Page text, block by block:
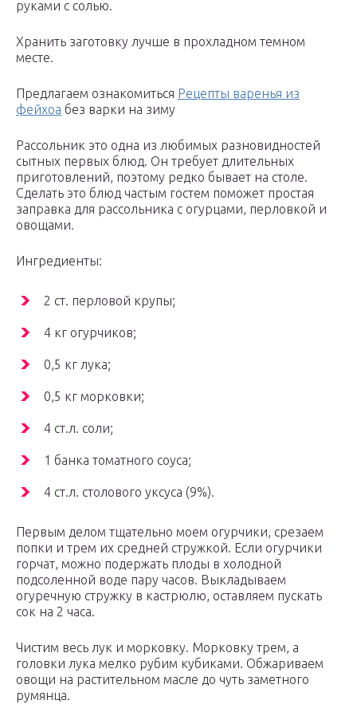
руками с солью.
Хранить заготовку лучше в прохладном темном
месте.
Предлагаем ознакомиться Рецепты варенья из
фейхоа без варки на зиму
Рассольник это одна из любимых разновидностей
сытных первых блюд. Он требует длительных
приготовлений, поэтому редко бывает на столе.
Сделать это блюд частым гостем поможет простая
заправка для рассольника с огурцами, перловкой и
овощами.
Ингредиенты:
2 ст. перловой крупы;
4 кг огурчиков;
0,5 кг лука;
0,5 кг морковки;
4 ст.л. соли;
1 банка томатного соуса;
4 ст.л. столового уксуса (9%).
Первым делом тщательно моем огурчики, срезаем
попки и трем их средней стружкой. Если огурчики
горчат, можно подержать плоды в холодной
подсоленной воде пару часов. Выкладываем
огуречную стружку в кастрюлю, оставляем пускать
сок на 2 часа.
Чистим весь лук и морковку. Морковку трем, а
головки лука мелко рубим кубиками. Обжариваем
овощи на растительном масле до чуть заметного
румянца.